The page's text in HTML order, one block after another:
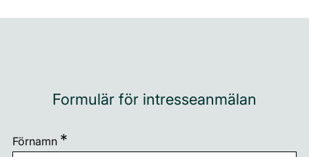
Formulär för intresseanmälan
Förnamn